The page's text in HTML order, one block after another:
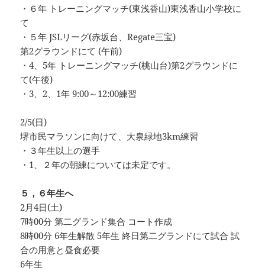
・６年 トレーニングマッチ(東浅香山)東浅香山小学校に
て
・５年 JSLリーグ(赤坂台、Regate三宝)
第2グラウンドにて (午前)
・4、5年 トレーニングマッチ(桃山台)第2グラウンドに
て(午後)
・3、2、1年 9:00～12:00練習
2/5(日)
堺市民マラソンに向けて、大泉緑地3km練習
・３年生以上の選手
・1、２年の朝練については未定です。
５，６年生へ
2月4日(土)
7時00分 第二グランド集合 コート作成
8時00分 6年生解散 5年生 終日第二グランドにて試合 試
合の用意と昼食必要
6年生